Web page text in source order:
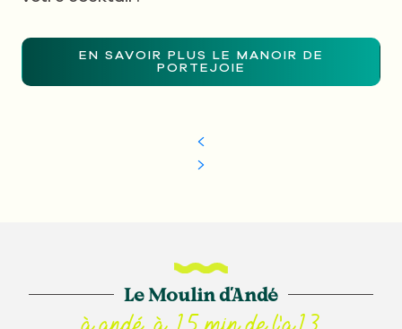
EN SAVOIR PLUS LE MANOIR DE
PORTEJOIE
Le Moulin d'Andé